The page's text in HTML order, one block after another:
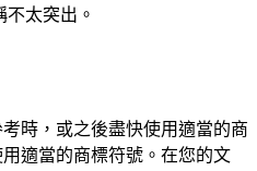
太突出。
時，或之後盡快使用適當的商
適當的商標符號。在您的文